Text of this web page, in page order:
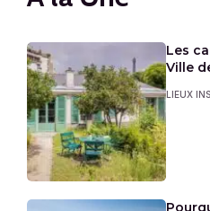
Les
Ville
LIEUX